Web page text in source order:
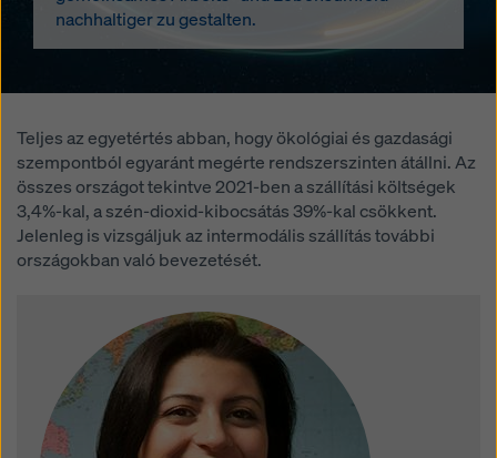
nachhaltiger zu gestalten.
Teljes az egyetértés abban, hogy ökológiai és gazdasági
szempontból egyaránt megérte rendszerszinten átállni. Az
összes országot tekintve 2021-ben a szállítási költségek
3,4%-kal, a szén-dioxid-kibocsátás 39%-kal csökkent.
Jelenleg is vizsgáljuk az intermodális szállítás további
országokban való bevezetését.